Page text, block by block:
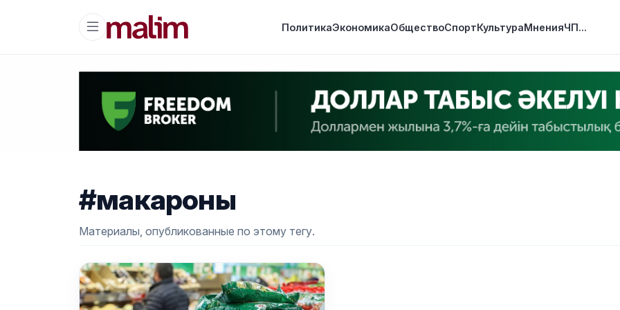
ПолитикаЭкономикаОбществоСпортКультураМненияЧП...
#макароны
Материалы, опубликованные по этому тегу.